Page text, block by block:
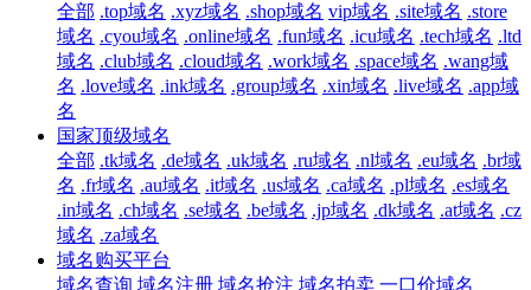
全部 .top域名 .xyz域名 .shop域名 vip域名 .site域名 .store
域名 .cyou域名 .online域名 .fun域名 .icu域名 .tech域名 .ltd
域名 .club域名 .cloud域名 .work域名 .space域名 .wang域
名 .love域名 .ink域名 .group域名 .xin域名 .live域名 .app域
名
国家顶级域名
全部 .tk域名 .de域名 .uk域名 .ru域名 .nl域名 .eu域名 .br域
名 .fr域名 .au域名 .it域名 .us域名 .ca域名 .pl域名 .es域名
.in域名 .ch域名 .se域名 .be域名 .jp域名 .dk域名 .at域名 .cz
域名 .za域名
域名购买平台
域名查询 域名注册 域名抢注 域名拍卖 一口价域名